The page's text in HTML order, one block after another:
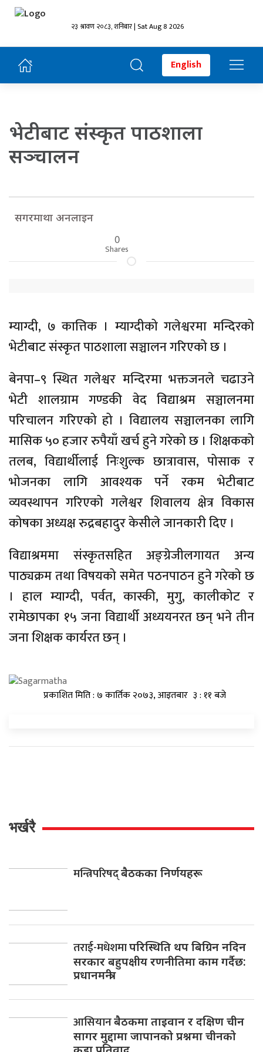
२३ श्रावण २०८३, शनिबार | Sat Aug 8 2026
English
भेटीबाट संस्कृत पाठशाला
सञ्चालन
सगरमाथा अनलाइन
0
Shares
म्याग्दी, ७ कात्तिक । म्याग्दीको गलेश्वरमा मन्दिरको
भेटीबाट संस्कृत पाठशाला सञ्चालन गरिएको छ ।
बेनपा–९ स्थित गलेश्वर मन्दिरमा भक्तजनले चढाउने
भेटी शालग्राम गण्डकी वेद विद्याश्रम सञ्चालनमा
परिचालन गरिएको हो । विद्यालय सञ्चालनका लागि
मासिक ५० हजार रुपैयाँ खर्च हुने गरेको छ । शिक्षकको
तलब, विद्यार्थीलाई निःशुल्क छात्रावास, पोसाक र
भोजनका लागि आवश्यक पर्ने रकम भेटीबाट
व्यवस्थापन गरिएको गलेश्वर शिवालय क्षेत्र विकास
कोषका अध्यक्ष रुद्रबहादुर केसीले जानकारी दिए ।
विद्याश्रममा संस्कृतसहित अङ्ग्रेजीलगायत अन्य
पाठ्यक्रम तथा विषयको समेत पठनपाठन हुने गरेको छ
। हाल म्याग्दी, पर्वत, कास्की, मुगु, कालीकोट र
रामेछापका १५ जना विद्यार्थी अध्ययनरत छन् भने तीन
जना शिक्षक कार्यरत छन् ।
प्रकाशित मिति : ७ कार्तिक २०७३, आइतबार ३ : ११ बजे
भर्खरै
मन्त्रिपरिषद्बैठकका निर्णयहरू
तराई-मधेशमापरिस्थिति थप बिग्रिन नदिन
सरकार बहुपक्षीय रणनीतिमा काम गर्दैछ:
प्रधानमन्त्री
आसियानबैठकमा ताइवान र दक्षिण चीन
सागर मुद्दामा जापानको प्रश्नमा चीनको